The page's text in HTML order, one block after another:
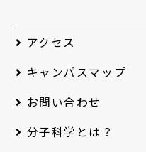
アクセス
キャンパスマップ
お問い合わせ
分子科学とは？